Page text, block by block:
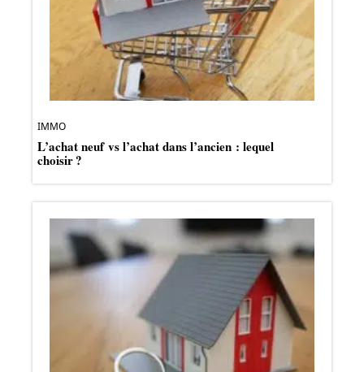
IMMO
L’achat neuf vs l’achat dans l’ancien : lequel
choisir ?